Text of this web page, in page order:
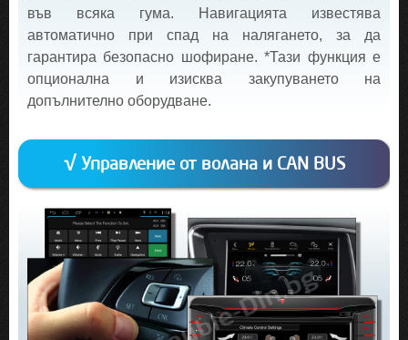
във всяка гума. Навигацията известява
автоматично при спад на налягането, за да
гарантира безопасно шофиране. *Тази функция е
опционална и изисква закупуването на
допълнително оборудване.
√ Управление от волана и CAN BUS